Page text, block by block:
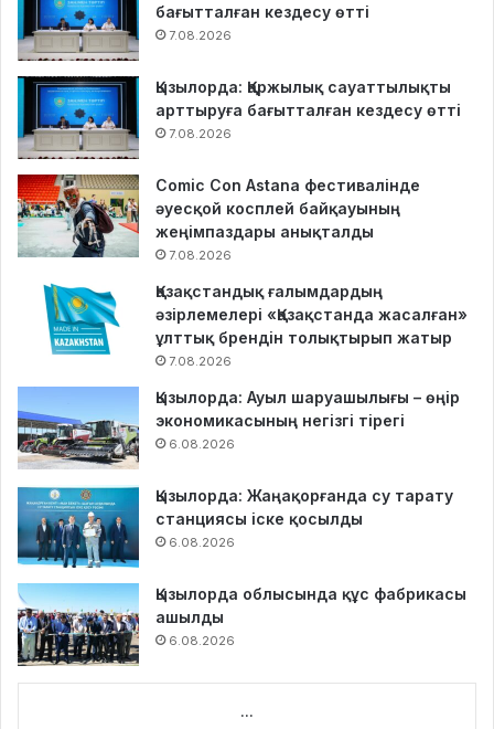
бағытталған кездесу өтті
7.08.2026
Қызылорда: Қаржылық сауаттылықты
арттыруға бағытталған кездесу өтті
7.08.2026
Comic Con Astana фестивалінде
әуесқой косплей байқауының
жеңімпаздары анықталды
7.08.2026
Қазақстандық ғалымдардың
әзірлемелері «Қазақстанда жасалған»
ұлттық брендін толықтырып жатыр
7.08.2026
Қызылорда: Ауыл шаруашылығы – өңір
экономикасының негізгі тірегі
6.08.2026
Қызылорда: Жаңақорғанда су тарату
станциясы іске қосылды
6.08.2026
Қызылорда облысында құс фабрикасы
ашылды
6.08.2026
...